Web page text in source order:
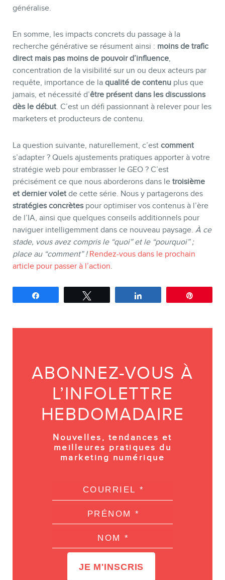
généralise.
En somme, les impacts concrets du passage à la
recherche générative se résument ainsi : moins de trafic
direct mais pas moins de pouvoir d’influence,
concentration de la visibilité sur un ou deux acteurs par
requête, importance de la qualité de contenu plus que
jamais, et nécessité d’être présent dans les discussions
dès le début. C’est un défi passionnant à relever pour les
marketers et producteurs de contenu.
La question suivante, naturellement, c’est comment
s’adapter ? Quels ajustements pratiques apporter à votre
stratégie web pour embrasser le GEO ? C’est
précisément ce que nous aborderons dans le troisième
et dernier volet de cette série. Nous y partagerons des
stratégies concrètespour optimiser vos contenus à l’ère
de l’IA, ainsi que quelques conseils additionnels pour
naviguer intelligemment dans ce nouveau paysage. À ce
stade, vous avez compris le “quoi” et le “pourquoi” ;
place au “comment” ! Rendez-vous dans le prochain
article pour passer à l’action.
ABONNEZ-VOUS À
L’INFOLETTRE
HEBDOMADAIRE
Nouvelles, tendances et
meilleures pratiques du
marketing numérique